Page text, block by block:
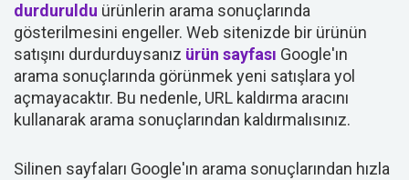
durduruldu ürünlerin arama sonuçlarında
gösterilmesini engeller. Web sitenizde bir ürünün
satışını durdurduysanız ürün sayfası Google'ın
arama sonuçlarında görünmek yeni satışlara yol
açmayacaktır. Bu nedenle, URL kaldırma aracını
kullanarak arama sonuçlarından kaldırmalısınız.
Silinen sayfaları Google'ın arama sonuçlarından hızla